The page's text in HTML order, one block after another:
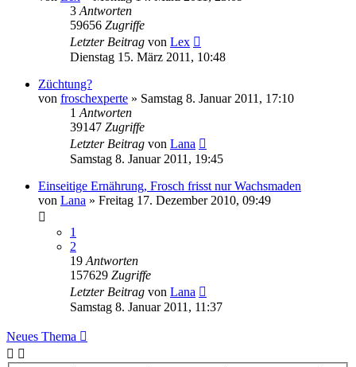
3 Antworten
59656 Zugriffe
Letzter Beitrag von Lex
Dienstag 15. März 2011, 10:48
Züchtung?
von froschexperte » Samstag 8. Januar 2011, 17:10
1 Antworten
39147 Zugriffe
Letzter Beitrag von Lana
Samstag 8. Januar 2011, 19:45
Einseitige Ernährung, Frosch frisst nur Wachsmaden
von Lana » Freitag 17. Dezember 2010, 09:49
1
2
19 Antworten
157629 Zugriffe
Letzter Beitrag von Lana
Samstag 8. Januar 2011, 11:37
Neues Thema